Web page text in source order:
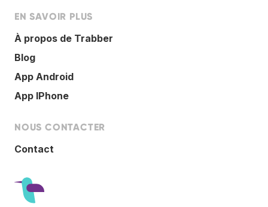
EN SAVOIR PLUS
À propos de Trabber
Blog
App Android
App IPhone
NOUS CONTACTER
Contact